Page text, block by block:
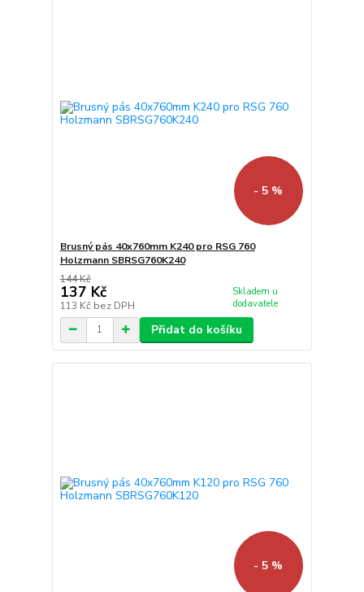
- 5 %
Brusný pás 40x760mm K240 pro RSG 760
Holzmann SBRSG760K240
144 Kč
137 Kč
113 Kč bez DPH
Skladem u
dodavatele
Přidat do košíku
- 5 %